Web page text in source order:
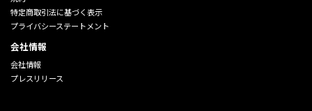
特定商取引法に基づく表示
プライバシーステートメント
会社情報
会社情報
プレスリリース